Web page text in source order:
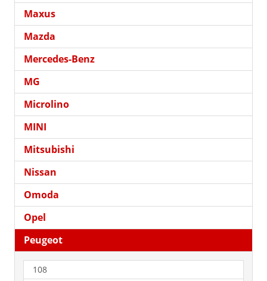
Maxus
Mazda
Mercedes-Benz
MG
Microlino
MINI
Mitsubishi
Nissan
Omoda
Opel
Peugeot
108